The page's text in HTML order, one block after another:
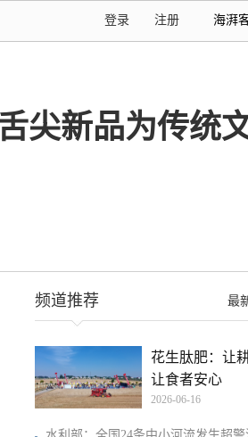
海湃
注册
登录
尖新品为传统
最
频道推荐
花生肽肥：让
让食者安心
2026-06-16